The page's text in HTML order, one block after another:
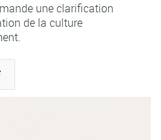
une clarification
de la culture